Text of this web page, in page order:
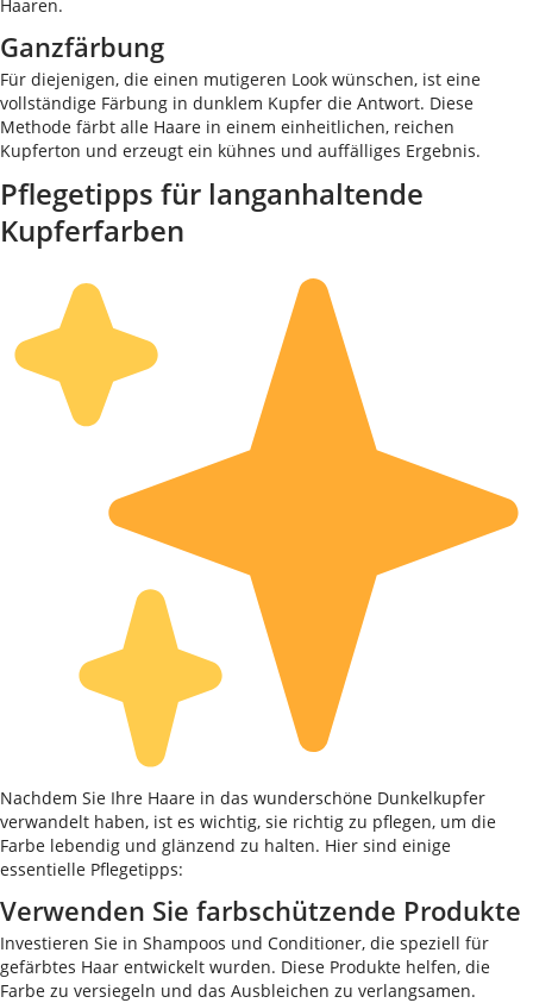
Haaren.
Ganzfärbung
Für diejenigen, die einen mutigeren Look wünschen, ist eine
vollständige Färbung in dunklem Kupfer die Antwort. Diese
Methode färbt alle Haare in einem einheitlichen, reichen
Kupferton und erzeugt ein kühnes und auffälliges Ergebnis.
Pflegetipps für langanhaltende
Kupferfarben
Nachdem Sie Ihre Haare in das wunderschöne Dunkelkupfer
verwandelt haben, ist es wichtig, sie richtig zu pflegen, um die
Farbe lebendig und glänzend zu halten. Hier sind einige
essentielle Pflegetipps:
Verwenden Sie farbschützende Produkte
Investieren Sie in Shampoos und Conditioner, die speziell für
gefärbtes Haar entwickelt wurden. Diese Produkte helfen, die
Farbe zu versiegeln und das Ausbleichen zu verlangsamen.